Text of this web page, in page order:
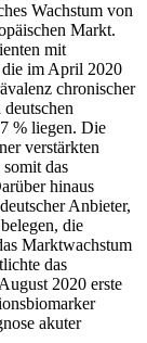
Wachstum von
Markt.
mit
die im April 2020
chronischer
% liegen. Die
verstärkten
das
hinaus
Anbieter,
die
Marktwachstum
das
2020 erste
akuter